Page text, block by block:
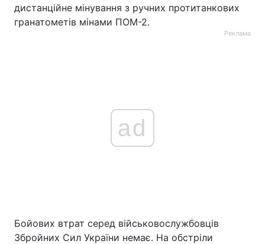
дистанційне мінування з ручних протитанкових
гранатометів мінами ПОМ-2.
Реклама
ad
Бойових втрат серед військовослужбовців
Збройних Сил України немає. На обстріли